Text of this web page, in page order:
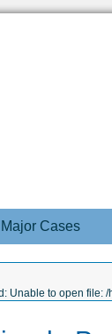
Major Cases
Unable to open file: